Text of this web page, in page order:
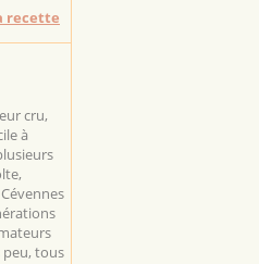
recette
cru,
à
tous